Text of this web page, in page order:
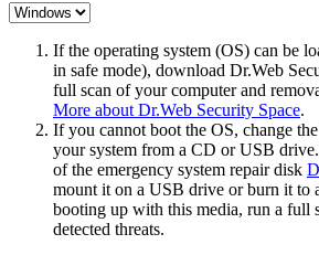
If the operating system (OS) can be
in safe mode), download Dr.Web
full scan of your computer and
More about Dr.Web Security Space.
If you cannot boot the OS, change
your system from a CD or USB
of the emergency system repair disk
mount it on a USB drive or burn it
booting up with this media, run a full
detected threats.